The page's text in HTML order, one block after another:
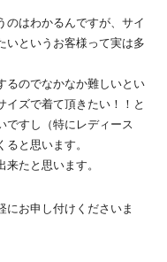
のはわかるんですが、サイ
いというお客様って実は多
るのでなかなか難しいとい
イズで着て頂きたい！！と
ですし（特にレディース
と思います。
たと思います。
にお申し付けくださいま